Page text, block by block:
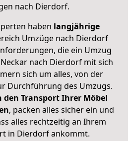
nach Dierdorf.
haben langjährige
Umzüge nach Dierdorf
die ein Umzug
nach Dierdorf mit sich
sich um alles, von der
Durchführung des Umzugs.
den Transport Ihrer Möbel
, packen alles sicher ein und
alles rechtzeitig an Ihrem
in Dierdorf ankommt.